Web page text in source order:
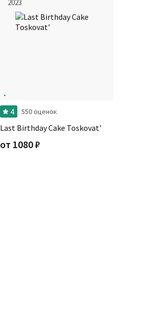
2023
4 550 оценок
Last Birthday Cake Toskovat'
от 1080₽